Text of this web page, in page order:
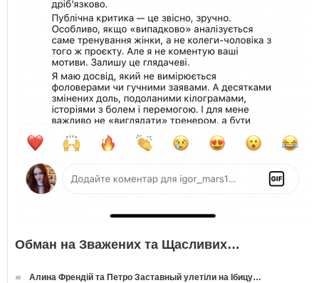
Обман на Зважених та Щасливих…
Алина Френдій та Петро Заставный улетіли на Ібицу…